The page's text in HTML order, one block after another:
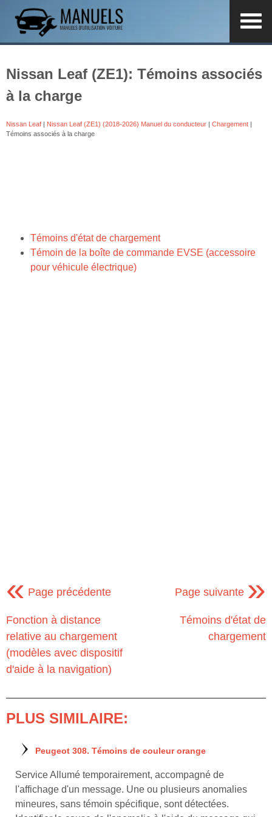
Nissan Leaf (ZE1): Témoins associés
à la charge
Nissan Leaf | Nissan Leaf (ZE1) (2018-2026) Manuel du conducteur | Chargement |
Témoins associés à la charge
Témoins d'état de chargement
Témoin de la boîte de commande EVSE (accessoire
pour véhicule électrique)
« Page précédente
Fonction à distance
relative au chargement
(modèles avec dispositif
d'aide à la navigation)
Page suivante »
Témoins d'état de
chargement
PLUS SIMILAIRE:
Peugeot 308. Témoins de couleur orange
Service Allumé temporairement, accompagné de
l'affichage d'un message. Une ou plusieurs anomalies
mineures, sans témoin spécifique, sont détectées.